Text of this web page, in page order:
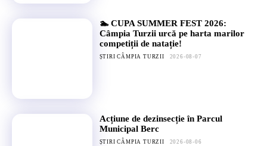
🏊 CUPA SUMMER FEST 2026:
Câmpia Turzii urcă pe harta marilor
competiții de natație!
ȘTIRI CÂMPIA TURZII 2026-08-07
Acțiune de dezinsecție în Parcul
Municipal Berc
ȘTIRI CÂMPIA TURZII 2026-08-06